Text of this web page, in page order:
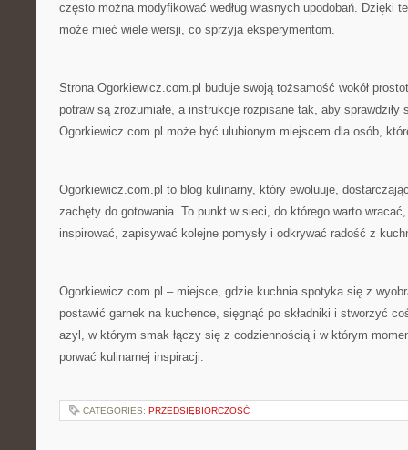
często można modyfikować według własnych upodobań. Dzięki
może mieć wiele wersji, co sprzyja eksperymentom.
Strona Ogorkiewicz.com.pl buduje swoją tożsamość wokół
potraw są zrozumiałe, a instrukcje rozpisane tak, aby
Ogorkiewicz.com.pl może być ulubionym miejscem dla osób,
Ogorkiewicz.com.pl to blog kulinarny, który ewoluuje,
zachęty do gotowania. To punkt w sieci, do którego warto
inspirować, zapisywać kolejne pomysły i odkrywać radość z
Ogorkiewicz.com.pl – miejsce, gdzie kuchnia spotyka się z
postawić garnek na kuchence, sięgnąć po składniki i stworzyć
azyl, w którym smak łączy się z codziennością i w którym
porwać kulinarnej inspiracji.
CATEGORIES: PRZEDSIĘBIORCZOŚĆ